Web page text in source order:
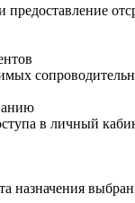
предоставление
в личный
назначения